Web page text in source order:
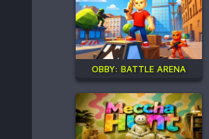
OBBY: BATTLE ARENA